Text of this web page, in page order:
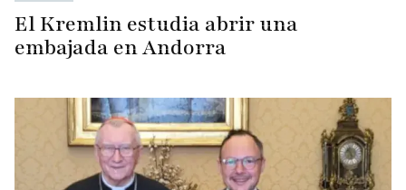
El Kremlin estudia abrir una
embajada en Andorra